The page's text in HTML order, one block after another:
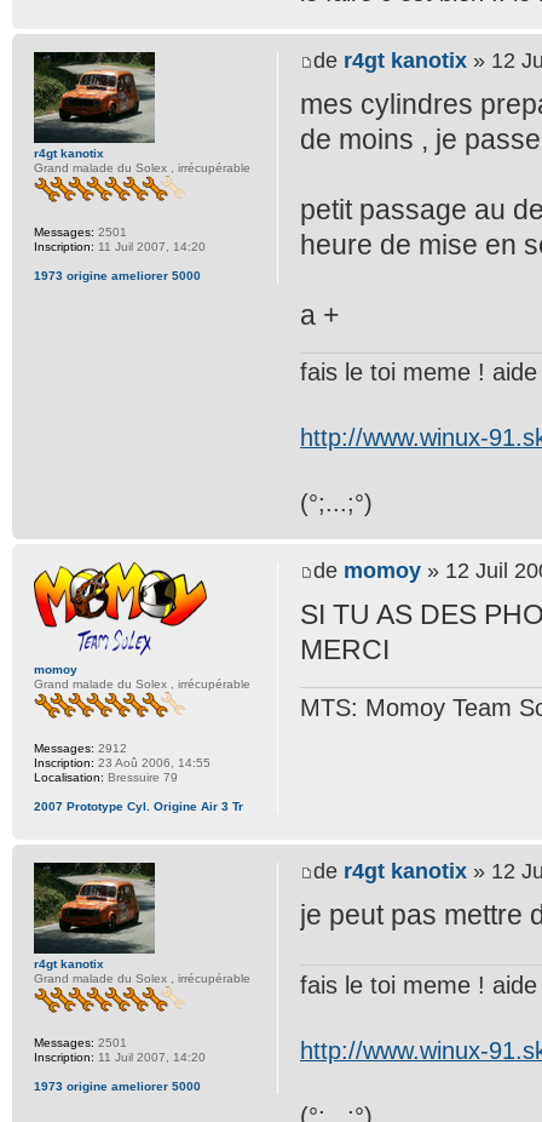
de r4gt kanotix » 12
mes cylindres
de moins , je
petit passage au
heure de mise en
a +
fais le toi meme !
http://www.winux-
(°;...;°)
r4gt kanotix
Grand malade du Solex , irrécupérable
Messages: 2501
Inscription: 11 Juil 2007, 14:20
1973 origine ameliorer 5000
de momoy » 12 Juil
SI TU AS DES
MERCI
MTS: Momoy Team
momoy
Grand malade du Solex , irrécupérable
Messages: 2912
Inscription: 23 Aoû 2006, 14:55
Localisation: Bressuire 79
2007 Prototype Cyl. Origine Air 3 Tr
de r4gt kanotix » 12
je peut pas mettre
fais le toi meme !
http://www.winux-
(°;...;°)
r4gt kanotix
Grand malade du Solex , irrécupérable
Messages: 2501
Inscription: 11 Juil 2007, 14:20
1973 origine ameliorer 5000